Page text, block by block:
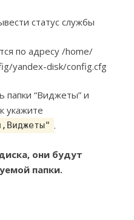
статус службы
по адресу /home/
yandex-disk/config.cfg
папки “Виджеты” и
укажите
.
они будут
папки.